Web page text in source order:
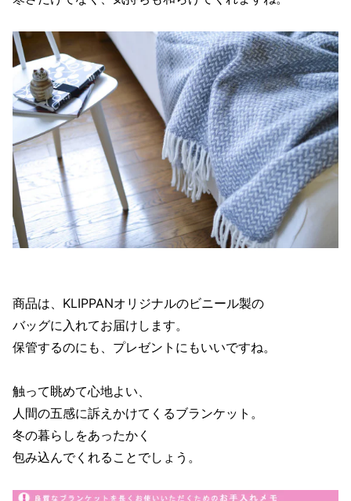
商品は、KLIPPANオリジナルのビニール製の
バッグに入れてお届けします。
保管するのにも、プレゼントにもいいですね。
触って眺めて心地よい、
人間の五感に訴えかけてくるブランケット。
冬の暮らしをあったかく
包み込んでくれることでしょう。